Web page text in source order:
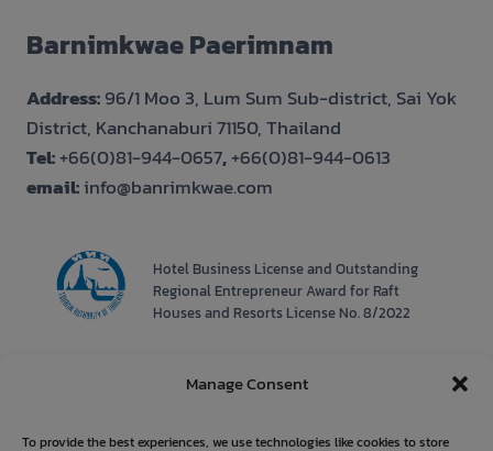
Manage Consent
To provide the best experiences, we use technologies like cookies to store
Barnimkwae Paerimnam
Address:96/1 Moo 3, Lum Sum Sub-district, Sai Yok
District, Kanchanaburi 71150, Thailand
Tel:+66(0)81-944-0657,+66(0)81-944-0613
email:info@banrimkwae.com
Hotel Business License and Outstanding
Regional Entrepreneur Award for Raft
Houses and Resorts License No. 8/2022